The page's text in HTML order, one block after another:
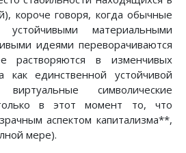
короче говоря, когда обычные
материальными
идеями переворачиваются
растворяются в изменчивых
как единственной устойчивой
символические
в этот момент то, что
аспектом капитализма**,
мере).